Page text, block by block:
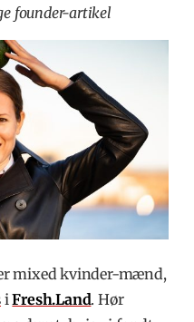
founder-artikel
mixed kvinder-mænd,
iFresh.Land. Hør